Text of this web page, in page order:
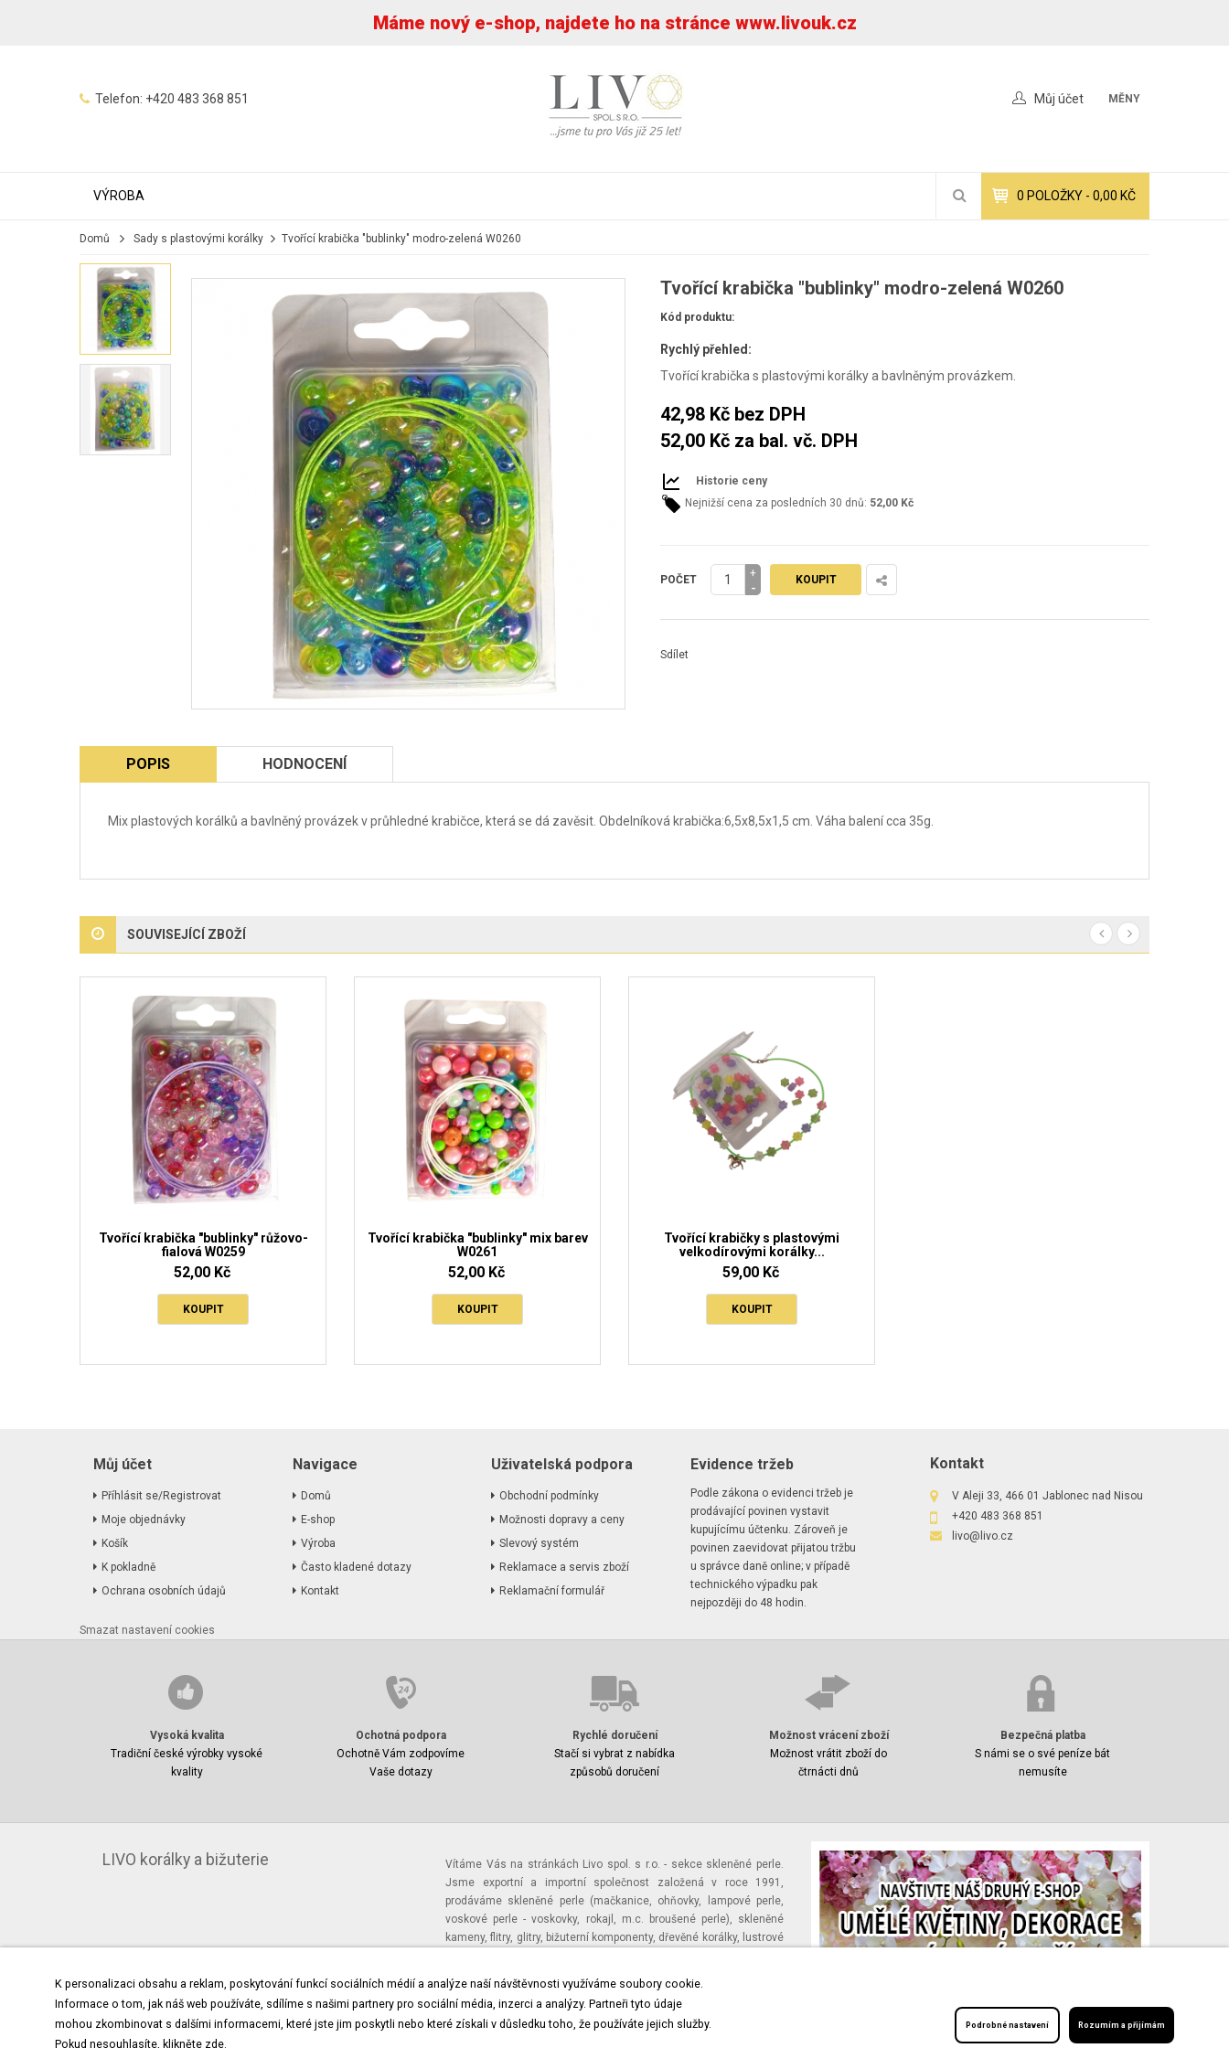
Máme nový e-shop, najdete ho na stránce www.livouk.cz
Telefon: +420 483 368 851 MĚNY
Můj účet
VÝROBA 0 POLOŽKY - 0,00 KČ
Domů Sady s plastovými korálky Tvořící krabička "bublinky" modro-zelená W0260
Tvořící krabička "bublinky" modro-zelená W0260
Kód produktu:
Rychlý přehled:
Tvořící krabička s plastovými korálky a bavlněným provázkem.
42,98 Kč bez DPH
52,00 Kč za bal. vč. DPH
Historie ceny
Nejnižší cena za posledních 30 dnů: 52,00 Kč
POČET +
- KOUPIT
Sdílet
POPIS HODNOCENÍ
Mix plastových korálků a bavlněný provázek v průhledné krabičce, která se dá zavěsit. Obdelníková krabička:6,5x8,5x1,5 cm. Váha balení cca 35g.
SOUVISEJÍCÍ ZBOŽÍ
Tvořící krabička "bublinky" růžovo-
fialová W0259
52,00 Kč
KOUPIT
Tvořící krabička "bublinky" mix barev
W0261
52,00 Kč
KOUPIT
Tvořící krabičky s plastovými
velkodírovými korálky...
59,00 Kč
KOUPIT
Můj účet
Příhlásit se/Registrovat
Moje objednávky
Košík
K pokladně
Ochrana osobních údajů
Navigace
Domů
E-shop
Výroba
Často kladené dotazy
Kontakt
Uživatelská podpora
Obchodní podmínky
Možnosti dopravy a ceny
Slevový systém
Reklamace a servis zboží
Reklamační formulář
Evidence tržeb
Podle zákona o evidenci tržeb je
prodávající povinen vystavit
kupujícímu účtenku. Zároveň je
povinen zaevidovat přijatou tržbu
u správce daně online; v případě
technického výpadku pak
nejpozději do 48 hodin.
Kontakt
V Aleji 33, 466 01 Jablonec nad Nisou
+420 483 368 851
livo@livo.cz
K personalizaci obsahu a reklam, poskytování funkcí sociálních médií a analýze naší návštěvnosti využíváme soubory cookie.
Informace o tom, jak náš web používáte, sdílíme s našimi partnery pro sociální média, inzerci a analýzy. Partneři tyto údaje
mohou zkombinovat s dalšími informacemi, které jste jim poskytli nebo které získali v důsledku toho, že používáte jejich služby.
Pokud nesouhlasíte, klikněte zde.
Podrobné nastavení Rozumím a přijímám
Smazat nastavení cookies
Vysoká kvalita
Tradiční české výrobky vysoké
kvality
Ochotná podpora
Ochotně Vám zodpovíme
Vaše dotazy
Rychlé doručení
Stačí si vybrat z nabídka
způsobů doručení
Možnost vrácení zboží
Možnost vrátit zboží do
čtrnácti dnů
Bezpečná platba
S námi se o své peníze bát
nemusíte
LIVO korálky a bižuterie
Vítáme Vás na stránkách Livo spol. s r.o. - sekce skleněné perle.
Jsme exportní a importní společnost založená v roce 1991,
prodáváme skleněné perle (mačkanice, ohňovky, lampové perle,
voskové perle - voskovky, rokajl, m.c. broušené perle), skleněné
kameny, flitry, glitry, bižuterní komponenty, dřevěné korálky, lustrové
bižuterii ze skleněných perlí, štrasovou bižuterii a jiné další výrobky
typické pro jablonecko.